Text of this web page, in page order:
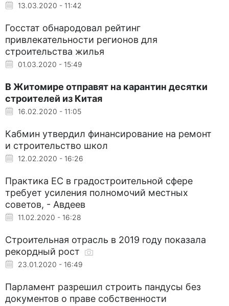
13.03.2020 - 11:42
Госстат обнародовал рейтинг
привлекательности регионов для
строительства жилья
01.03.2020 - 15:49
В Житомире отправят на карантин десятки
строителей из Китая
16.02.2020 - 11:05
Кабмин утвердил финансирование на ремонт
и строительство школ
12.02.2020 - 16:26
Практика ЕС в градостроительной сфере
требует усиления полномочий местных
советов, - Авдеев
11.02.2020 - 16:28
Строительная отрасль в 2019 году показала
рекордный рост
23.01.2020 - 16:49
Парламент разрешил строить пандусы без
документов о праве собственности